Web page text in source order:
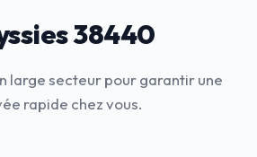
38440
large secteur pour garantir une
rapide chez vous.